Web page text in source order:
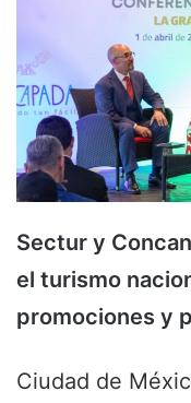
Sectur y
el turismo
promociones y
Ciudad de